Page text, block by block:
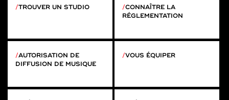
TROUVER UN STUDIO
CONNAÎTRE LA
RÉGLEMENTATION
AUTORISATION DE
DIFFUSION DE MUSIQUE
VOUS ÉQUIPER